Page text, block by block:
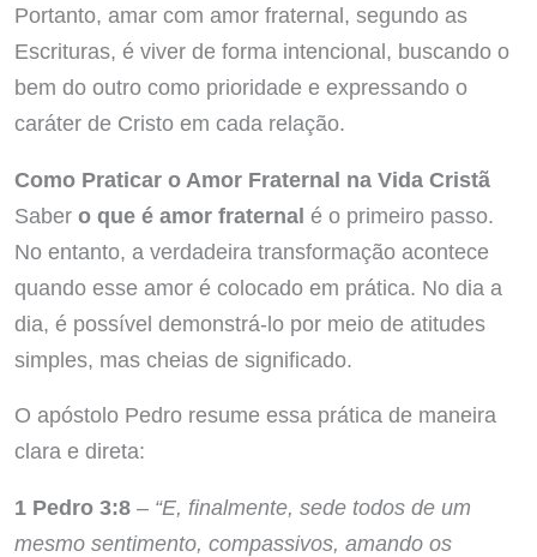
Portanto, amar com amor fraternal, segundo as
Escrituras, é viver de forma intencional, buscando o
bem do outro como prioridade e expressando o
caráter de Cristo em cada relação.
Como Praticar o Amor Fraternal na Vida Cristã
Saber o que é amor fraternal é o primeiro passo.
No entanto, a verdadeira transformação acontece
quando esse amor é colocado em prática. No dia a
dia, é possível demonstrá-lo por meio de atitudes
simples, mas cheias de significado.
O apóstolo Pedro resume essa prática de maneira
clara e direta:
1 Pedro 3:8– “E, finalmente, sede todos de um
mesmo sentimento, compassivos, amando os